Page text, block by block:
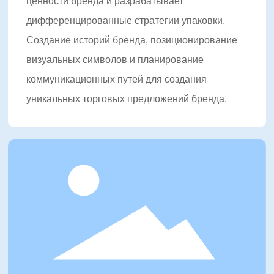
конкурентного преимущества на рынке через
инновационный дизайн упаковки, интеллектуальные
технологии печати и комплексные решения.
В будущем Шуофэн продолжит глубоко развивать
упаковочную индустрию, продвигать обновление и
перспективой и передовыми технологиями, создавая
глобальных клиентов.
дифференцированные стратегии упаковки.
Создание историй бренда, позиционирование
визуальных символов и планирование
коммуникационных путей для создания
уникальных торговых предложений бренда.